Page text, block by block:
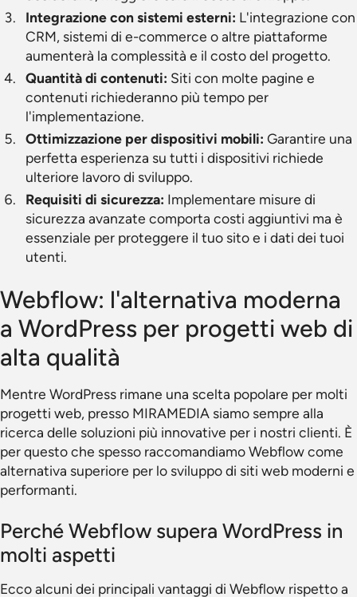
Integrazione con sistemi esterni: L'integrazione con
CRM, sistemi di e-commerce o altre piattaforme
aumenterà la complessità e il costo del progetto.
Quantità di contenuti: Siti con molte pagine e
contenuti richiederanno più tempo per
l'implementazione.
Ottimizzazione per dispositivi mobili: Garantire una
perfetta esperienza su tutti i dispositivi richiede
ulteriore lavoro di sviluppo.
Requisiti di sicurezza: Implementare misure di
sicurezza avanzate comporta costi aggiuntivi ma è
essenziale per proteggere il tuo sito e i dati dei tuoi
utenti.
Webflow: l'alternativa moderna
a WordPress per progetti web di
alta qualità
Mentre WordPress rimane una scelta popolare per molti
progetti web, presso MIRAMEDIA siamo sempre alla
ricerca delle soluzioni più innovative per i nostri clienti. È
per questo che spesso raccomandiamo Webflow come
alternativa superiore per lo sviluppo di siti web moderni e
performanti.
Perché Webflow supera WordPress in
molti aspetti
Ecco alcuni dei principali vantaggi di Webflow rispetto a